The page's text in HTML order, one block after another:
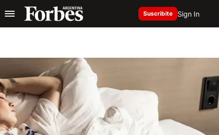
Suscribite Sign In